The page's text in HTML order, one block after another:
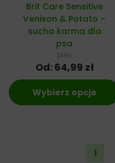
Brit Care Sensitive
Venison & Potato –
sucha karma dla
psa
pies
Od:64,99 zł
Wybierz opcje
1